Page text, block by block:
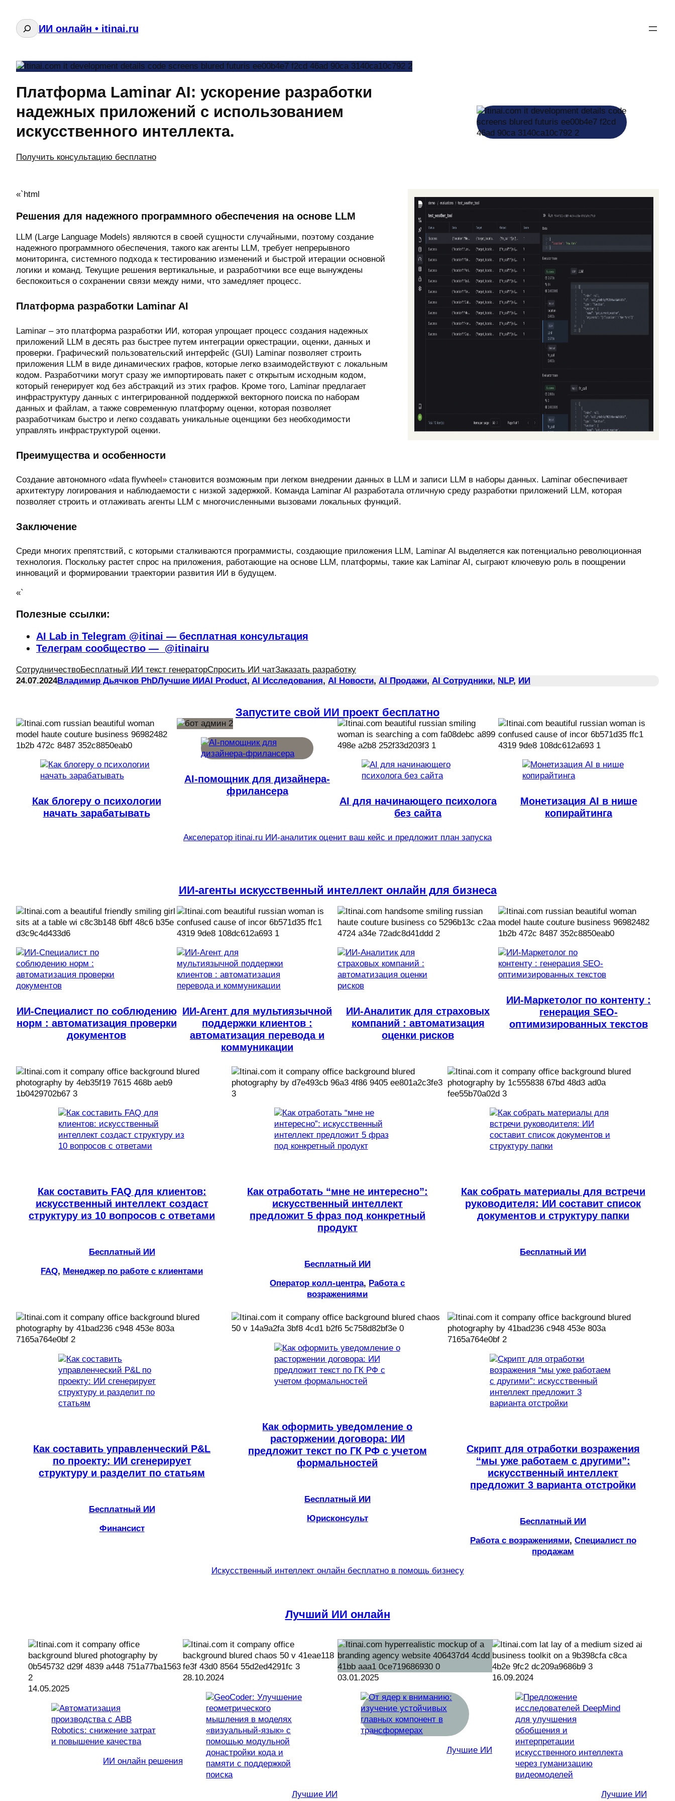
ПоискИИ онлайн • itinai.ru
Платформа Laminar AI: ускорение разработки
надежных приложений с использованием
искусственного интеллекта.
Получить консультацию бесплатно
«`html
Решения для надежного программного обеспечения на основе LLM
LLM (Large Language Models) являются в своей сущности случайными, поэтому создание
надежного программного обеспечения, такого как агенты LLM, требует непрерывного
мониторинга, системного подхода к тестированию изменений и быстрой итерации основной
логики и команд. Текущие решения вертикальные, и разработчики все еще вынуждены
беспокоиться о сохранении связи между ними, что замедляет процесс.
Платформа разработки Laminar AI
Laminar – это платформа разработки ИИ, которая упрощает процесс создания надежных
приложений LLM в десять раз быстрее путем интеграции оркестрации, оценки, данных и
проверки. Графический пользовательский интерфейс (GUI) Laminar позволяет строить
приложения LLM в виде динамических графов, которые легко взаимодействуют с локальным
кодом. Разработчики могут сразу же импортировать пакет с открытым исходным кодом,
который генерирует код без абстракций из этих графов. Кроме того, Laminar предлагает
инфраструктуру данных с интегрированной поддержкой векторного поиска по наборам
данных и файлам, а также современную платформу оценки, которая позволяет
разработчикам быстро и легко создавать уникальные оценщики без необходимости
управлять инфраструктурой оценки.
Преимущества и особенности
Создание автономного «data flywheel» становится возможным при легком внедрении данных в LLM и записи LLM в наборы данных. Laminar обеспечивает
архитектуру логирования и наблюдаемости с низкой задержкой. Команда Laminar AI разработала отличную среду разработки приложений LLM, которая
позволяет строить и отлаживать агенты LLM с многочисленными вызовами локальных функций.
Заключение
Среди многих препятствий, с которыми сталкиваются программисты, создающие приложения LLM, Laminar AI выделяется как потенциально революционная
технология. Поскольку растет спрос на приложения, работающие на основе LLM, платформы, такие как Laminar AI, сыграют ключевую роль в поощрении
инноваций и формировании траектории развития ИИ в будущем.
«`
Полезные ссылки:
AI Lab in Telegram @itinai — бесплатная консультация
Телеграм сообщество — @itinairu
СотрудничествоБесплатный ИИ текст генераторСпросить ИИ чатЗаказать разработку
24.07.2024Владимир Дьячков PhDЛучшие ИИAI Product, AI Исследования, AI Новости, AI Продажи, AI Сотрудники, NLP, ИИ
Запустите свой ИИ проект бесплатно
Как блогеру о психологии
начать зарабатывать
AI-помощник для дизайнера-
фрилансера
AI для начинающего психолога
без сайта
Монетизация AI в нише
копирайтинга
Акселератор itinai.ru ИИ-аналитик оценит ваш кейс и предложит план запуска
ИИ-агенты искусственный интеллект онлайн для бизнеса
ИИ-Специалист по соблюдению
норм : автоматизация проверки
документов
ИИ-Агент для мультиязычной
поддержки клиентов :
автоматизация перевода и
коммуникации
ИИ-Аналитик для страховых
компаний : автоматизация
оценки рисков
ИИ-Маркетолог по контенту :
генерация SEO-
оптимизированных текстов
Как составить FAQ для клиентов:
искусственный интеллект создаст
структуру из 10 вопросов с ответами
Бесплатный ИИ
FAQ, Менеджер по работе с клиентами
Как отработать “мне не интересно”:
искусственный интеллект
предложит 5 фраз под конкретный
продукт
Бесплатный ИИ
Оператор колл-центра, Работа с
возражениями
Как собрать материалы для встречи
руководителя: ИИ составит список
документов и структуру папки
Бесплатный ИИ
Как составить управленческий P&L
по проекту: ИИ сгенерирует
структуру и разделит по статьям
Бесплатный ИИ
Финансист
Как оформить уведомление о
расторжении договора: ИИ
предложит текст по ГК РФ с учетом
формальностей
Бесплатный ИИ
Юрисконсульт
Скрипт для отработки возражения
“мы уже работаем с другими”:
искусственный интеллект
предложит 3 варианта отстройки
Бесплатный ИИ
Работа с возражениями, Специалист по
продажам
Искусственный интеллект онлайн бесплатно в помощь бизнесу
Лучший ИИ онлайн
14.05.2025
ИИ онлайн решения
28.10.2024
Лучшие ИИ
03.01.2025
Лучшие ИИ
16.09.2024
Лучшие ИИ